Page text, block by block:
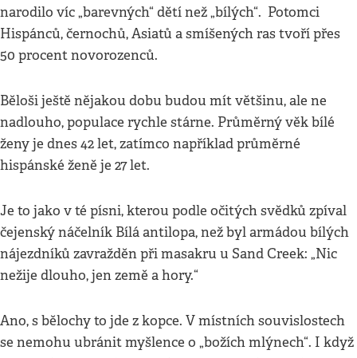
narodilo víc „barevných“ dětí než „bílých“. Potomci
Hispánců, černochů, Asiatů a smíšených ras tvoří přes
50 procent novorozenců.
Běloši ještě nějakou dobu budou mít většinu, ale ne
nadlouho, populace rychle stárne. Průměrný věk bílé
ženy je dnes 42 let, zatímco například průměrné
hispánské ženě je 27 let.
Je to jako v té písni, kterou podle očitých svědků zpíval
čejenský náčelník Bílá antilopa, než byl armádou bílých
nájezdníků zavražděn při masakru u Sand Creek: „Nic
nežije dlouho, jen země a hory.“
Ano, s bělochy to jde z kopce. V místních souvislostech
se nemohu ubránit myšlence o „božích mlýnech“. I když